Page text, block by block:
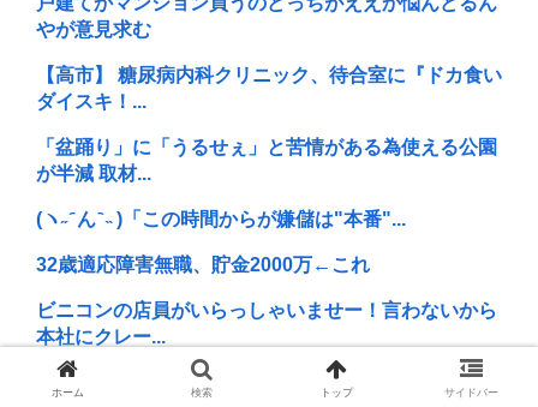
やが意見求む
【高市】 糖尿病内科クリニック、待合室に『ドカ食い
ダイスキ！...
「盆踊り」に「うるせぇ」と苦情がある為使える公園
が半減 取材...
(ヽ˶ ᷇ ん ᷆ ˵ )「この時間からが嫌儲は"本番"...
32歳適応障害無職、貯金2000万←これ
ビニコンの店員がいらっしゃいませー！言わないから
本社にクレー...
ASDなんやが社交辞令わからん
ホーム 検索 トップ サイドバー